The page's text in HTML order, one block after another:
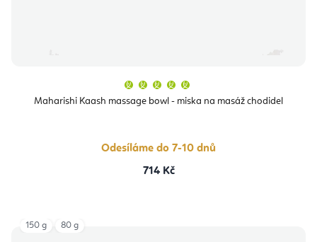
Maharishi Kaash massage bowl - miska na masáž chodidel
produktu
je
hvězdiček.
Odesíláme do 7-10 dnů
714 Kč
150 g 80 g